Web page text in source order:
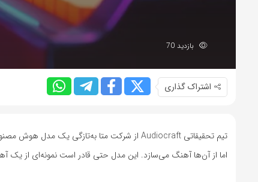
بازدید 70
اشتراک گذاری
تیم تحقیقاتی Audiocraft از شرکت متا به‌تازگی یک مدل هوش مصنوعی متن‌باز به نام
اما از آن‌ها آهنگ می‌سازد. این مدل حتی قادر است نمونه‌ای از یک